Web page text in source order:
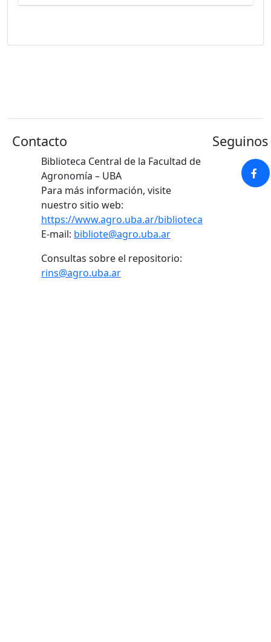
Contacto
Biblioteca Central de la Facultad de
Agronomía – UBA
Para más información, visite
nuestro sitio web:
https://www.agro.uba.ar/biblioteca
E-mail: bibliote@agro.uba.ar
Consultas sobre el repositorio:
rins@agro.uba.ar